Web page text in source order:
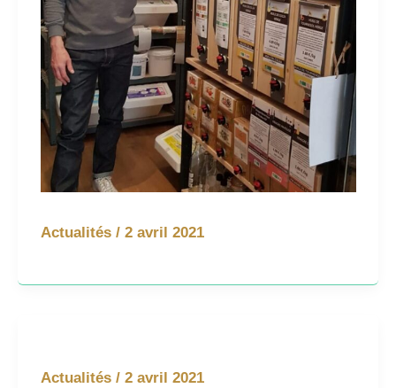
Actualités/ 2 avril 2021
Actualités/ 2 avril 2021